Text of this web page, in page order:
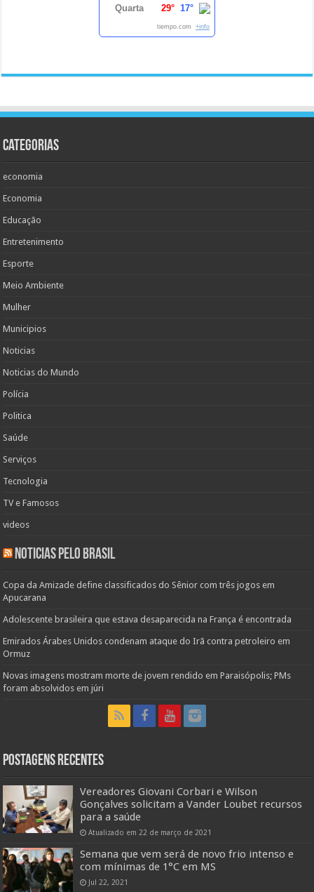
Quarta
29° 17°
tiempo.com +info
Categorias
economia
Economia
Educação
Entretenimento
Esporte
Meio Ambiente
Mulher
Municipios
Noticias
Noticias do Mundo
Polícia
Politica
Saúde
Serviços
Tecnologia
TV e Famosos
videos
Noticias pelo Brasil
Copa da Amizade define classificados do Sênior com três jogos em
Apucarana
Adolescente brasileira que estava desaparecida na França é encontrada
Emirados Árabes Unidos condenam ataque do Irã contra petroleiro em
Ormuz
Novas imagens mostram morte de jovem rendido em Paraisópolis; PMs
foram absolvidos em júri
Postagens Recentes
Vereadores Giovani Corbari e Wilson
Gonçalves solicitam a Vander Loubet recursos
para a saúde
Atualizado em 22 de março de 2021
Semana que vem será de novo frio intenso e
com mínimas de 1°C em MS
Jul 22, 2021